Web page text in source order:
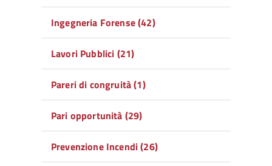
Ingegneria Forense (42)
Lavori Pubblici (21)
Pareri di congruità (1)
Pari opportunità (29)
Prevenzione Incendi (26)